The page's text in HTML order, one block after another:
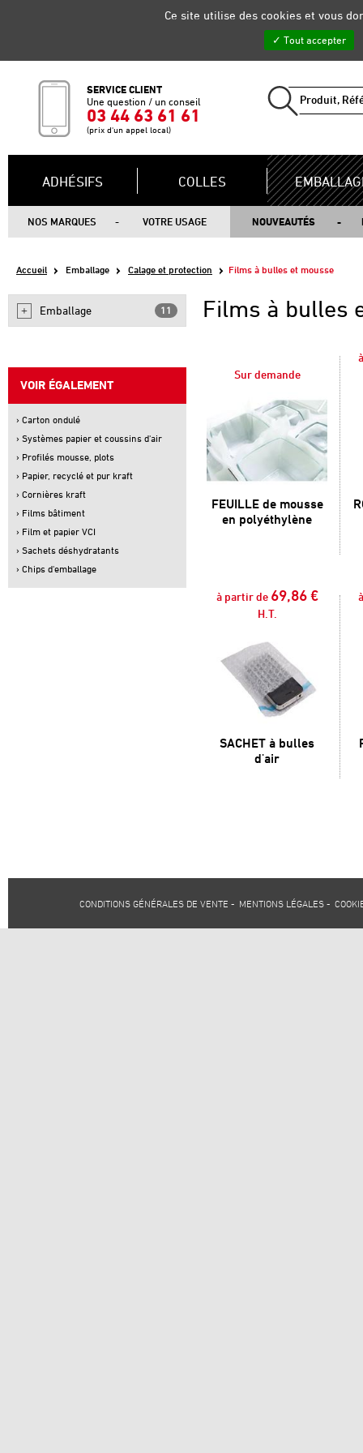
SERVICE CLIENT
Une question / un conseil
03 44 63 61 61
(prix d'un appel local)
ADHÉSIFS COLLES
NOS MARQUES VOTRE USAGE NOUVEAUTÉS
Accueil Emballage Calage et protection Films à bulles et mousse
Emballage 11
VOIR ÉGALEMENT
› Carton ondulé
› Systèmes papier et coussins d'air
› Profilés mousse, plots
› Papier, recyclé et pur kraft
› Cornières kraft
› Films bâtiment
› Film et papier VCI
› Sachets déshydratants
› Chips d'emballage
Films à bulles
Sur demande
FEUILLE de mousse
en polyéthylène
à partir de 69,86 €
H.T.
SACHET à bulles
d'air
CONDITIONS GÉNÉRALES DE VENTE - MENTIONS LÉGALES -
Ce site utilise des cookies et vous
Tout accepter